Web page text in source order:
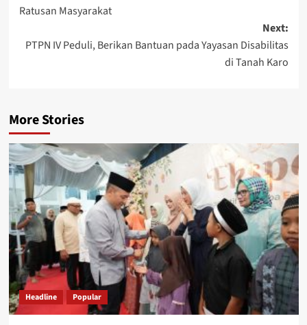
Ratusan Masyarakat
Next:
PTPN IV Peduli, Berikan Bantuan pada Yayasan Disabilitas
di Tanah Karo
More Stories
Headline Popular